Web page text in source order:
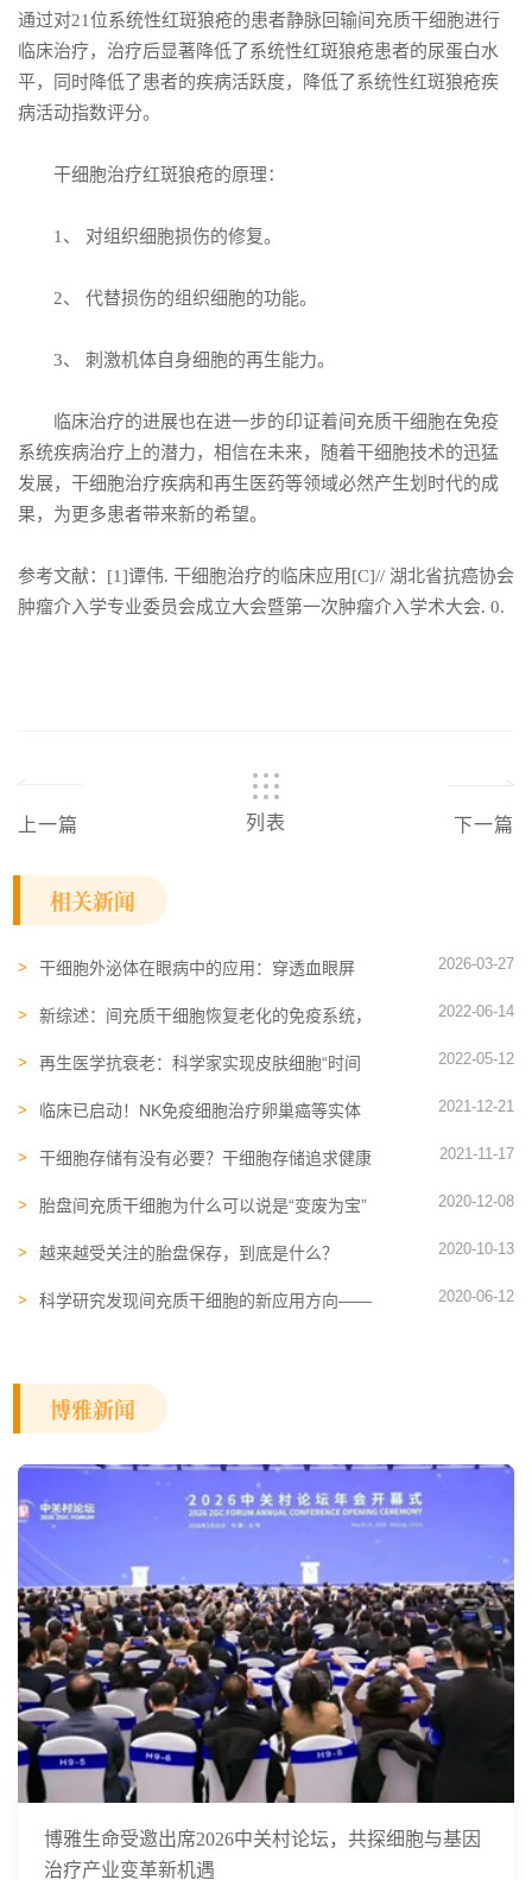
通过对21位系统性红斑狼疮的患者静脉回输间充质干细胞进行
临床治疗，治疗后显著降低了系统性红斑狼疮患者的尿蛋白水
平，同时降低了患者的疾病活跃度，降低了系统性红斑狼疮疾
病活动指数评分。
干细胞治疗红斑狼疮的原理：
1、 对组织细胞损伤的修复。
2、 代替损伤的组织细胞的功能。
3、 刺激机体自身细胞的再生能力。
临床治疗的进展也在进一步的印证着间充质干细胞在免疫
系统疾病治疗上的潜力，相信在未来，随着干细胞技术的迅猛
发展，干细胞治疗疾病和再生医药等领域必然产生划时代的成
果，为更多患者带来新的希望。
参考文献：[1]谭伟. 干细胞治疗的临床应用[C]// 湖北省抗癌协会
肿瘤介入学专业委员会成立大会暨第一次肿瘤介入学术大会. 0.
上一篇 列表 下一篇
相关新闻
干细胞外泌体在眼病中的应用：穿透血眼屏
2026-03-27
新综述：间充质干细胞恢复老化的免疫系统，
2022-06-14
再生医学抗衰老：科学家实现皮肤细胞“时间
2022-05-12
临床已启动！NK免疫细胞治疗卵巢癌等实体
2021-12-21
干细胞存储有没有必要？干细胞存储追求健康
2021-11-17
胎盘间充质干细胞为什么可以说是“变废为宝” 2020-12-08
越来越受关注的胎盘保存，到底是什么？ 2020-10-13
科学研究发现间充质干细胞的新应用方向——
2020-06-12
博雅新闻
博雅生命受邀出席2026中关村论坛，共探细胞与基因
治疗产业变革新机遇